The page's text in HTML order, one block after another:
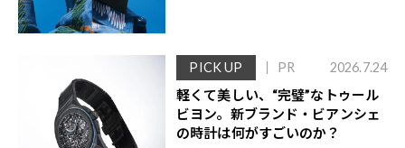
PICK UP PR 2026.7.24
軽くて美しい、“完璧”なトゥール
ビヨン。新ブランド・ビアンシェ
の時計は何がすごいのか？